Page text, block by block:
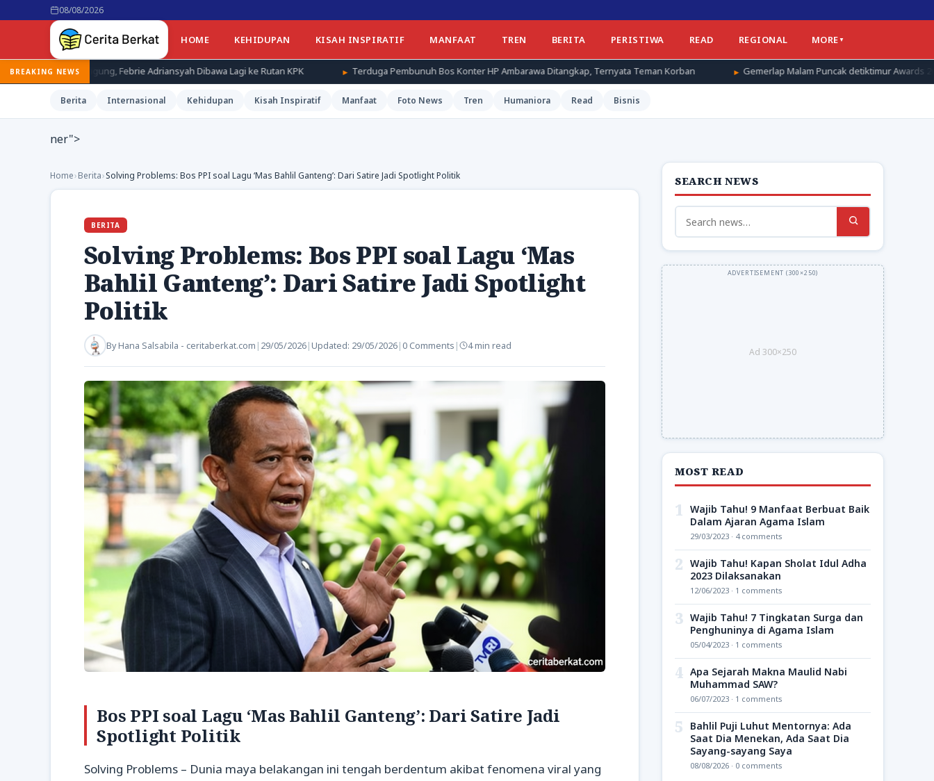
08/08/2026
HOME KEHIDUPAN KISAH INSPIRATIF MANFAAT TREN BERITA PERISTIWA READ REGIONAL MORE
BREAKING NEWS
Febrie Adriansyah Dibawa Lagi ke Rutan KPK Terduga Pembunuh Bos Konter HP Ambarawa Ditangkap, Ternyata Teman Korban Gemerlap Malam Puncak detiktimur Awards 2026, Apresiasi untuk
Berita Internasional Kehidupan Kisah Inspiratif Manfaat Foto News Tren Humaniora Read Bisnis
ner">
Home›Berita›Solving Problems: Bos PPI soal Lagu ‘Mas Bahlil Ganteng’: Dari Satire Jadi Spotlight Politik
BERITA
Solving Problems: Bos PPI soal Lagu ‘Mas
Bahlil Ganteng’: Dari Satire Jadi Spotlight
Politik
ByHana Salsabila - ceritaberkat.com | 29/05/2026| Updated: 29/05/2026| 0 Comments | 4 min read
Bos PPI soal Lagu ‘Mas Bahlil Ganteng’: Dari Satire Jadi
Spotlight Politik
Solving Problems – Dunia maya belakangan ini tengah berdentum akibat fenomena viral yang
SEARCH NEWS
Search
for:
Ad 300×250
MOST READ
1 Wajib Tahu! 9 Manfaat Berbuat Baik
Dalam Ajaran Agama Islam
29/03/2023 · 4 comments
2 Wajib Tahu! Kapan Sholat Idul Adha
2023 Dilaksanakan
12/06/2023 · 1 comments
3 Wajib Tahu! 7 Tingkatan Surga dan
Penghuninya di Agama Islam
05/04/2023 · 1 comments
4 Apa Sejarah Makna Maulid Nabi
Muhammad SAW?
06/07/2023 · 1 comments
5
Bahlil Puji Luhut Mentornya: Ada
Saat Dia Menekan, Ada Saat Dia
Sayang-sayang Saya
08/08/2026 · 0 comments